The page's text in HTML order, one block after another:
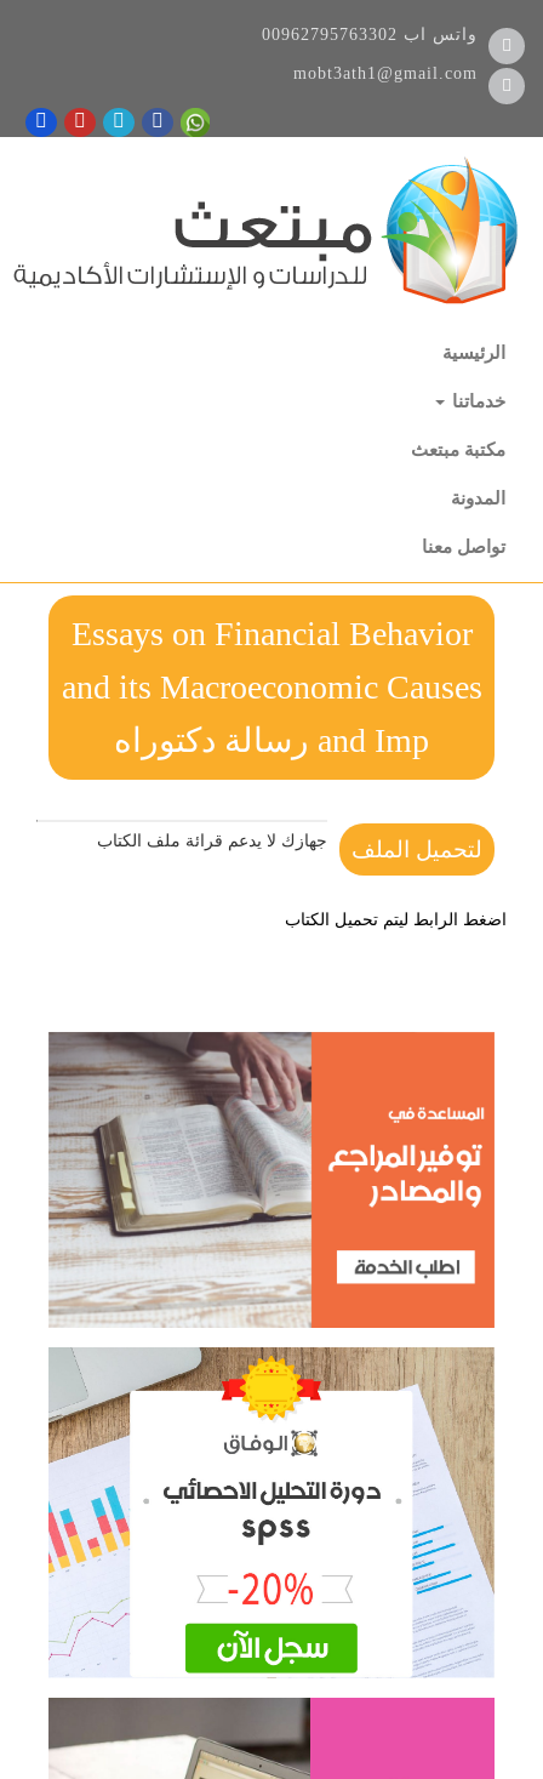
00962795763302 واتس اب
mobt3ath1@gmail.com
الرئيسية
خدماتنا
مكتبة مبتعث
المدونة
تواصل معنا
Essays on Financial Behavior
and its Macroeconomic Causes
and Imp رسالة دكتوراه
لتحميل الملف جهازك لا يدعم قرائة ملف الكتاب
اضغط الرابط ليتم تحميل الكتاب